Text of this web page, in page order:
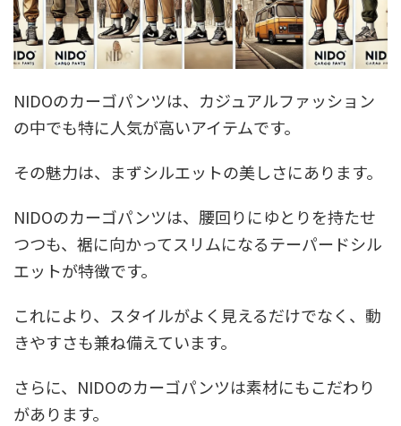
NIDOのカーゴパンツは、カジュアルファッション
の中でも特に人気が高いアイテムです。
その魅力は、まずシルエットの美しさにあります。
NIDOのカーゴパンツは、腰回りにゆとりを持たせ
つつも、裾に向かってスリムになるテーパードシル
エットが特徴です。
これにより、スタイルがよく見えるだけでなく、動
きやすさも兼ね備えています。
さらに、NIDOのカーゴパンツは素材にもこだわり
があります。